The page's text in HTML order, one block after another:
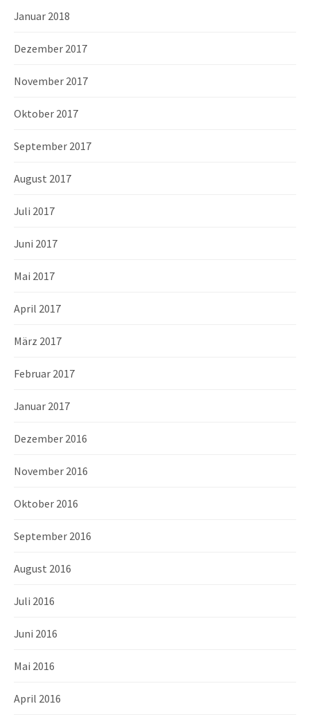
Januar 2018
Dezember 2017
November 2017
Oktober 2017
September 2017
August 2017
Juli 2017
Juni 2017
Mai 2017
April 2017
März 2017
Februar 2017
Januar 2017
Dezember 2016
November 2016
Oktober 2016
September 2016
August 2016
Juli 2016
Juni 2016
Mai 2016
April 2016